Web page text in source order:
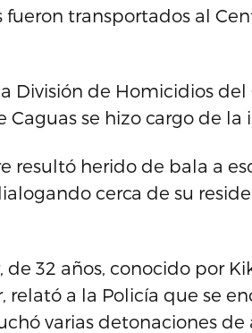
fueron transportados al
División de Homicidios
se hizo cargo de la
resultó herido de bala a
cerca de su
de 32 años, conocido por
relató a la Policía que se
varias detonaciones de